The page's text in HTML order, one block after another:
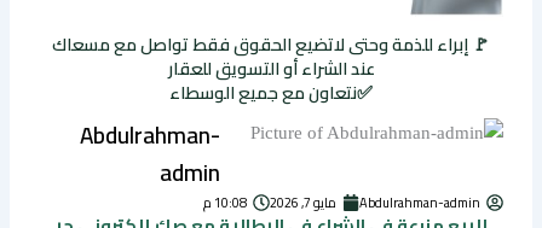
🚩 إبراء للذمة وحتى لاتضيع الحقوق فقط تواصل مع مسعاك
عند الشراء أو التسويق للعقار
✅نتعاون مع جميع الوسطاء
Abdulrahman-
admin
Abdulrahman-admin مايو 7, 2026 10:08 م